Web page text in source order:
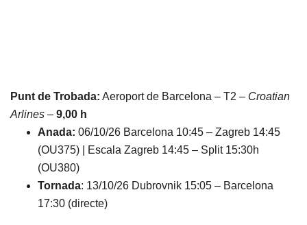
Punt de Trobada: Aeroport de Barcelona – T2 – Croatian
Arlines – 9,00 h
Anada: 06/10/26 Barcelona 10:45 – Zagreb 14:45
(OU375) | Escala Zagreb 14:45 – Split 15:30h
(OU380)
Tornada: 13/10/26 Dubrovnik 15:05 – Barcelona
17:30 (directe)